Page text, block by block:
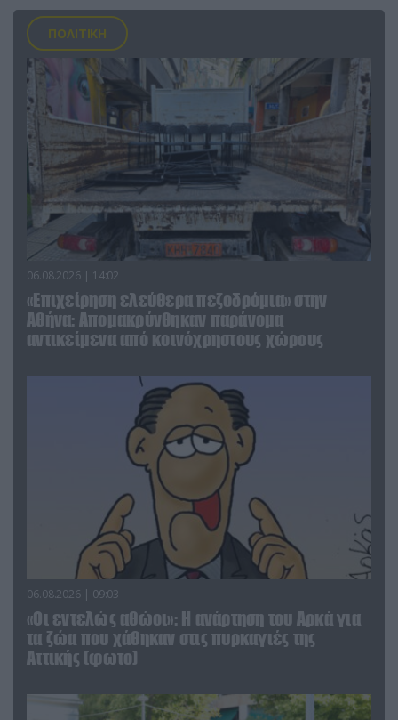
ΠΟΛΙΤΙΚΗ
06.08.2026 | 14:02
«Επιχείρηση ελεύθερα πεζοδρόμια» στην
Αθήνα: Απομακρύνθηκαν παράνομα
αντικείμενα από κοινόχρηστους χώρους
06.08.2026 | 09:03
«Οι εντελώς αθώοι»: Η ανάρτηση του Αρκά για
τα ζώα που χάθηκαν στις πυρκαγιές της
Αττικής (φωτο)